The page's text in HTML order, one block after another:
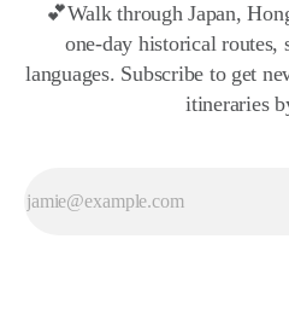
💕Walk through Japan,
one‑day historical routes,
languages. Subscribe to get
itineraries